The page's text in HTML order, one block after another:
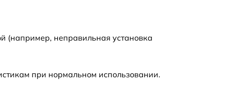
(например, неправильная установка
при нормальном использовании.